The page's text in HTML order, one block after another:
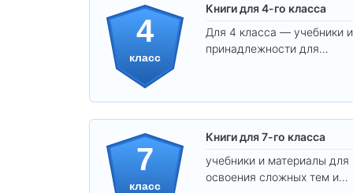
4
класс
Книги для 4-го класса
Для 4 класса — учебники и
принадлежности для
7
класс
Книги для 7-го класса
учебники и материалы для
освоения сложных тем и